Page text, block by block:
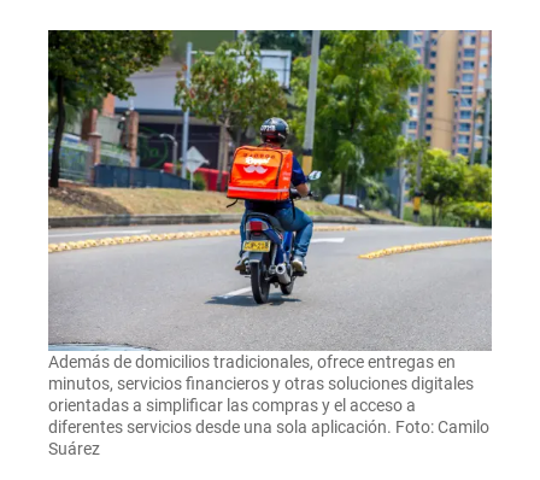
Además de domicilios tradicionales, ofrece entregas en
minutos, servicios financieros y otras soluciones digitales
orientadas a simplificar las compras y el acceso a
diferentes servicios desde una sola aplicación. Foto: Camilo
Suárez